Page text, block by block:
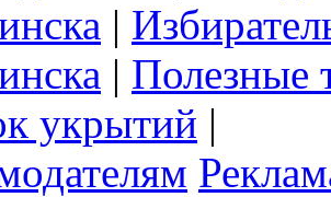
|
| Полезные
укрытий |